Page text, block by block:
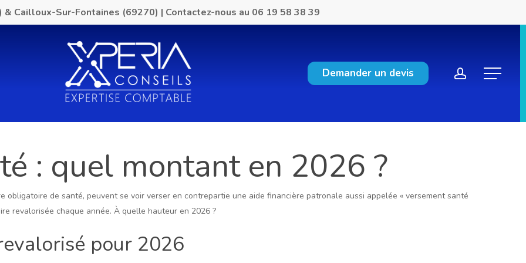
& Cailloux-Sur-Fontaines (69270) | Contactez-nous au 06 19 58 38 39
Demander un devis account
Menu
: quel montant en 2026 ?
obligatoire de santé, peuvent se voir verser en contrepartie une aide financière patronale aussi appelée « versement santé
revalorisée chaque année. À quelle hauteur en 2026 ?
pour 2026